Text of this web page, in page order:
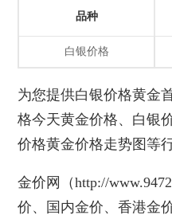
品种
白银价格
为您提供白银价格黄金
格今天黄金价格、白银
价格黄金价格走势图等行
金价网
（http://
价、国内金价、香港金